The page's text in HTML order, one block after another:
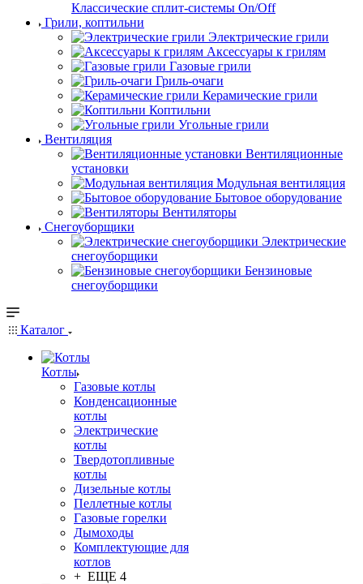
Классические сплит-системы On/Off
Грили, коптильни
Электрические грили
Аксессуары к грилям
Газовые грили
Гриль-очаги
Керамические грили
Коптильни
Угольные грили
Вентиляция
Вентиляционные
установки
Модульная вентиляция
Бытовое оборудование
Вентиляторы
Снегоуборщики
Электрические
снегоуборщики
Бензиновые
снегоуборщики
Каталог
Котлы
Газовые котлы
Конденсационные
котлы
Электрические
котлы
Твердотопливные
котлы
Дизельные котлы
Пеллетные котлы
Газовые горелки
Дымоходы
Комплектующие для
котлов
+ ЕЩЕ 4